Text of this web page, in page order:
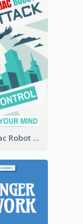
Sci-fi Maniac Robot Book Cover